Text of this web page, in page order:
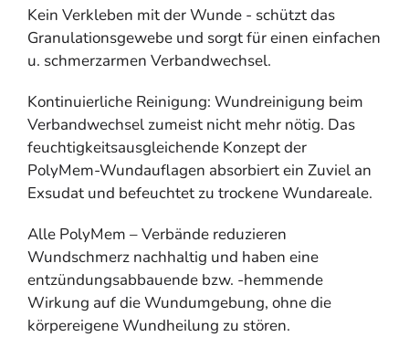
Kein Verkleben mit der Wunde - schützt das
Granulationsgewebe und sorgt für einen einfachen
u. schmerzarmen Verbandwechsel.
Kontinuierliche Reinigung: Wundreinigung beim
Verbandwechsel zumeist nicht mehr nötig. Das
feuchtigkeitsausgleichende Konzept der
PolyMem-Wundauflagen absorbiert ein Zuviel an
Exsudat und befeuchtet zu trockene Wundareale.
Alle PolyMem – Verbände reduzieren
Wundschmerz nachhaltig und haben eine
entzündungsabbauende bzw. -hemmende
Wirkung auf die Wundumgebung, ohne die
körpereigene Wundheilung zu stören.